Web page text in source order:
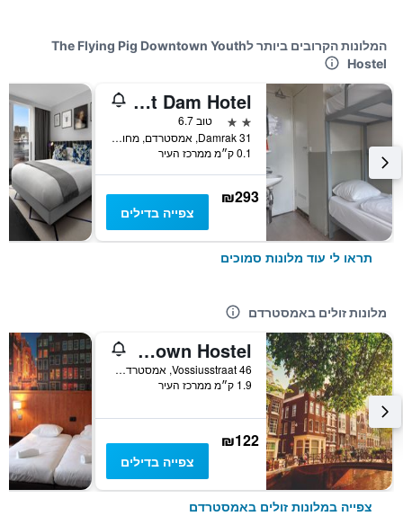
המלונות הקרובים ביותר לThe Flying Pig Downtown Youth
Hostel
Budget Dam Hotel
2 כוכבים
טוב 6.7
Damrak 31, אמסטרדם, מחוז צפון הולנד, הולנד
0.1 ק״מ ממרכז העיר
₪293
צפייה בדילים
תראו לי עוד מלונות סמוכים
מלונות זולים באמסטרדם
The Flying Pig Uptown Hostel
Vossiusstraat 46, אמסטרדם, מחוז צפון הולנד, הולנד
1.9 ק״מ ממרכז העיר
₪122
צפייה בדילים
צפייה במלונות זולים באמסטרדם